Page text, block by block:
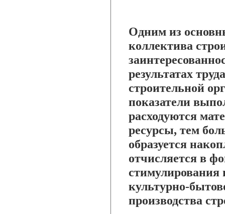
Одним из
коллектива
результатах
строительной
показатели
расходуются
ресурсы, тем
образуется
отчисляется в
стимулирования
культурно-
производства